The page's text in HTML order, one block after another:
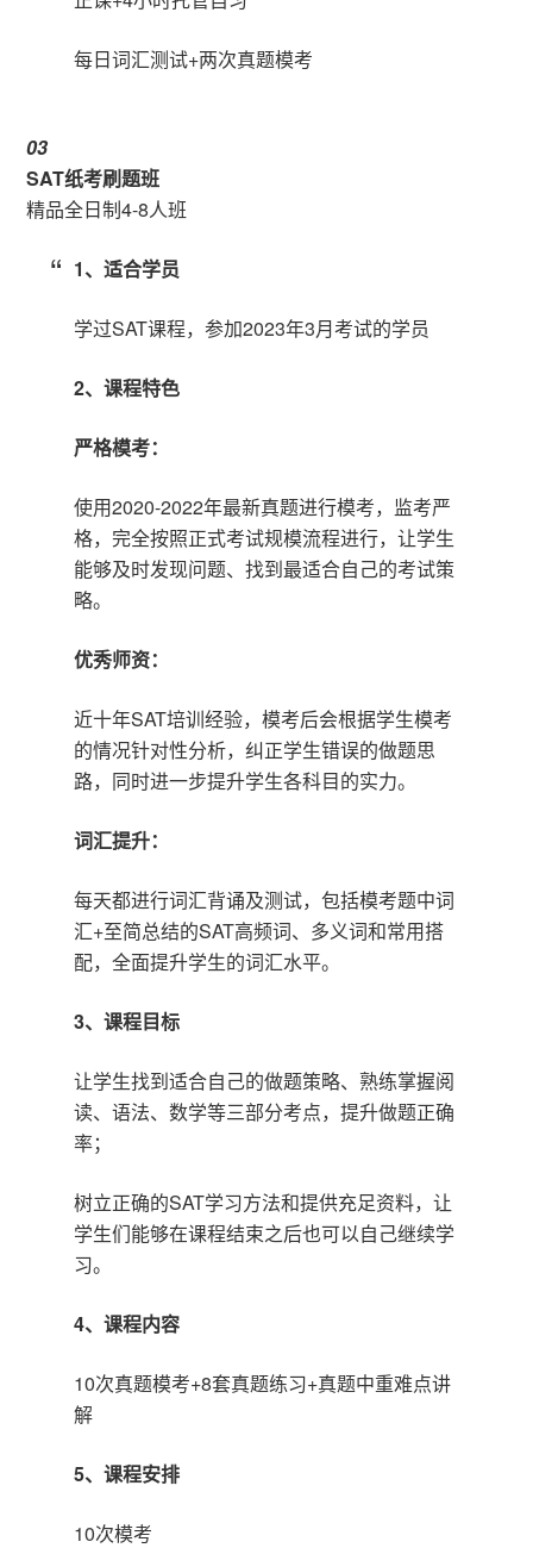
每日词汇测试+两次真题模考
03
SAT纸考刷题班
精品全日制4-8人班
1、适合学员
学过SAT课程，参加2023年3月考试的学员
2、课程特色
严格模考：
使用2020-2022年最新真题进行模考，监考严
格，完全按照正式考试规模流程进行，让学生
能够及时发现问题、找到最适合自己的考试策
略。
优秀师资：
近十年SAT培训经验，模考后会根据学生模考
的情况针对性分析，纠正学生错误的做题思
路，同时进一步提升学生各科目的实力。
词汇提升：
每天都进行词汇背诵及测试，包括模考题中词
汇+至简总结的SAT高频词、多义词和常用搭
配，全面提升学生的词汇水平。
3、课程目标
让学生找到适合自己的做题策略、熟练掌握阅
读、语法、数学等三部分考点，提升做题正确
率；
树立正确的SAT学习方法和提供充足资料，让
学生们能够在课程结束之后也可以自己继续学
习。
4、课程内容
10次真题模考+8套真题练习+真题中重难点讲
解
5、课程安排
10次模考